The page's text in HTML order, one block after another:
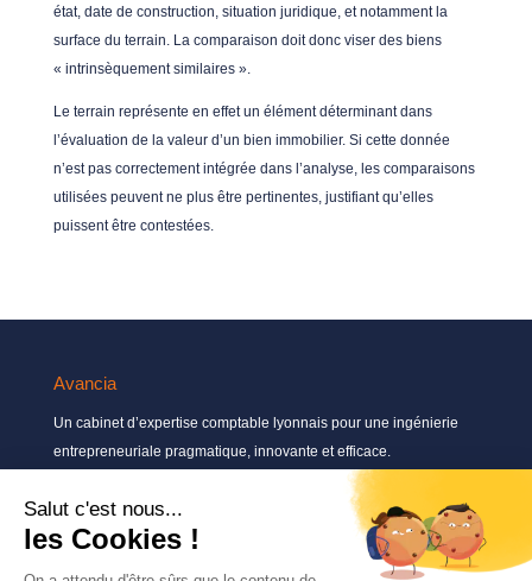
état, date de construction, situation juridique, et notamment la
surface du terrain. La comparaison doit donc viser des biens
« intrinsèquement similaires ».
Le terrain représente en effet un élément déterminant dans
l’évaluation de la valeur d’un bien immobilier. Si cette donnée
n’est pas correctement intégrée dans l’analyse, les comparaisons
utilisées peuvent ne plus être pertinentes, justifiant qu’elles
puissent être contestées.
Avancia
Un cabinet d’expertise comptable lyonnais pour une ingénierie
entrepreneuriale pragmatique, innovante et efficace.
Contactez-nous